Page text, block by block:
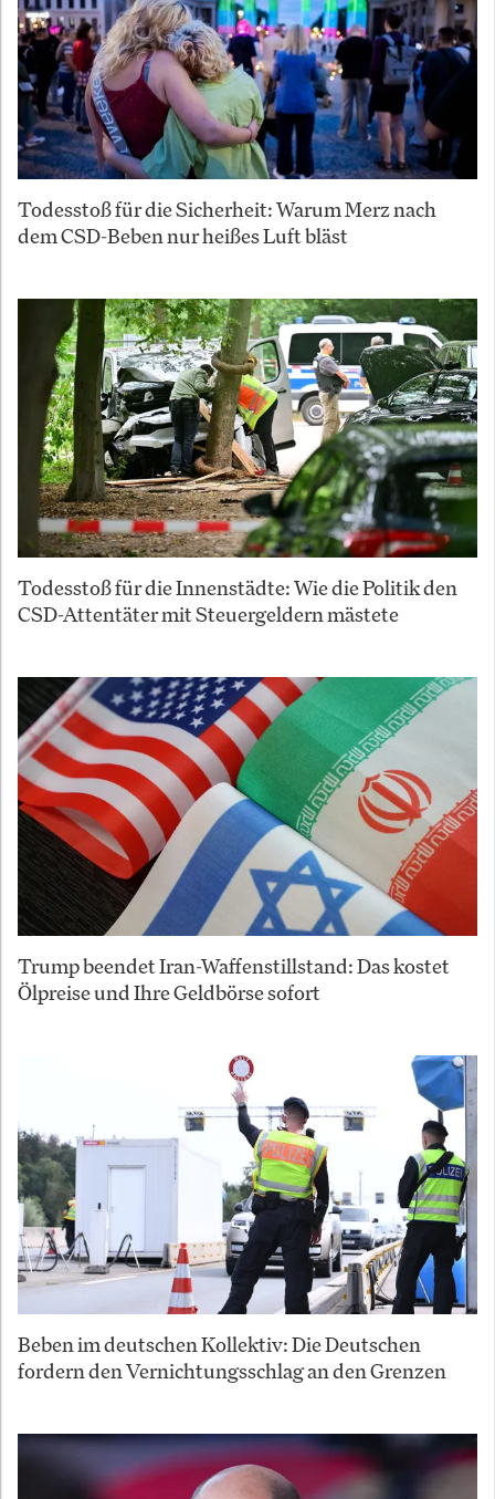
Todesstoß für die Sicherheit: Warum Merz nach
dem CSD-Beben nur heißes Luft bläst
Todesstoß für die Innenstädte: Wie die Politik den
CSD-Attentäter mit Steuergeldern mästete
Trump beendet Iran-Waffenstillstand: Das kostet
Ölpreise und Ihre Geldbörse sofort
Beben im deutschen Kollektiv: Die Deutschen
fordern den Vernichtungsschlag an den Grenzen